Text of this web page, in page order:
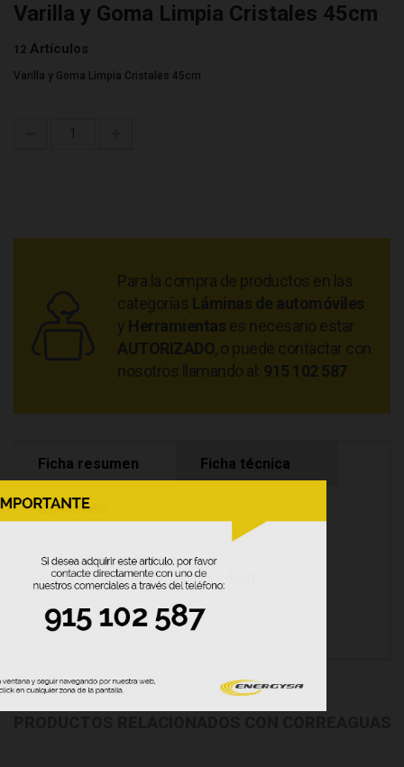
Varilla y Goma Limpia Cristales 45cm
12 Artículos
Varilla y Goma Limpia Cristales 45cm
Para la compra de productos en las
categorías Láminas de automóviles
y Herramientas es necesario estar
AUTORIZADO, o puede contactar con
nosotros llamando al: 915 102 587
Ficha resumen Ficha técnica
Opiniones
Varilla y Goma Limpia Cristales 45cm